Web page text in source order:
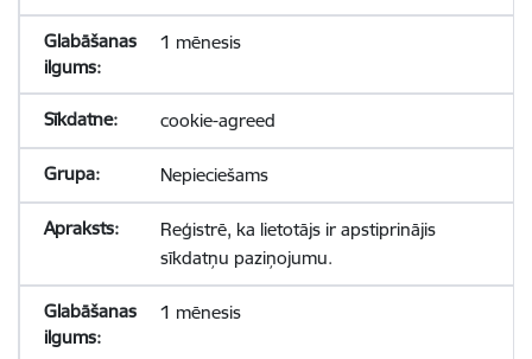
1 mēnesis
cookie-agreed
Nepieciešams
Reģistrē, ka lietotājs ir apstiprinājis
sīkdatņu paziņojumu.
1 mēnesis